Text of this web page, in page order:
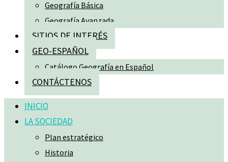
Geografía Básica
Geografía Avanzada
SITIOS DE INTERÉS
GEO-ESPAÑOL
Catálogo Geografía en Español
CONTÁCTENOS
INICIO
LA SOCIEDAD
Plan estratégico
Historia